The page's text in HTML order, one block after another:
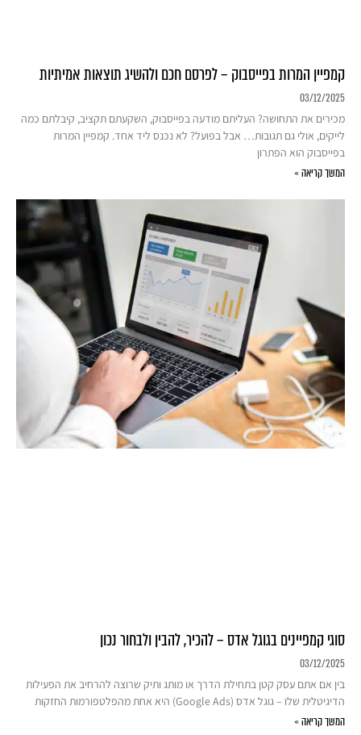
קמפיין המרות בפייסבוק – לפרסם חכם ולהשיג תוצאות אמיתיות
03/12/2025
מכירים את התחושה? העליתם מודעה בפייסבוק, השקעתם תקציב, קיבלתם כמה
לייקים, אולי גם תגובות… אבל בפועל? לא נכנס ליד אחד. קמפיין המרות
בפייסבוק הוא הפתרון
המשך קריאה »
סוגי קמפיינים בגוגל אדס – להכיר, להבין ולבחור נכון
03/12/2025
בין אם אתם עסק קטן בתחילת הדרך או מותג ותיק שרוצה להרחיב את הפעילות
הדיגיטלית שלו – גוגל אדס (Google Ads) היא אחת מהפלטפורמות החזקות
המשך קריאה »